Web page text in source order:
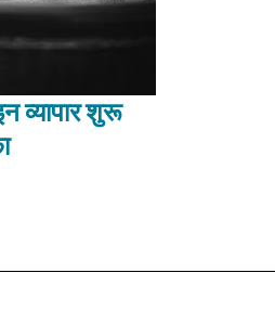
व्यापार शुरू